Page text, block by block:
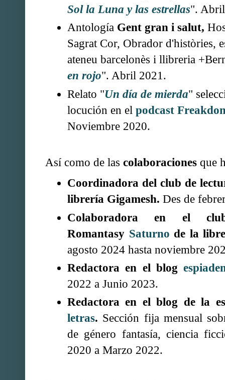
Sol la Luna y las estrellas".
Antología Gent gran i salut,
Sagrat Cor, Obrador d'històries,
ateneu barcelonès i llibreria
en rojo". Abril 2021.
Relato "Un día de mierda"
locución en el podcast
Noviembre 2020.
Así como de las colaboraciones que
Coordinadora del club de
librería Gigamesh. Des de
Colaboradora en el
Romantasy Saturno de la
agosto 2024 hasta noviembre
Redactora en el blog
2022 a Junio 2023.
Redactora en el blog de la
letras. Sección fija mensual
de género fantasía, ciencia
2020 a Marzo 2022.